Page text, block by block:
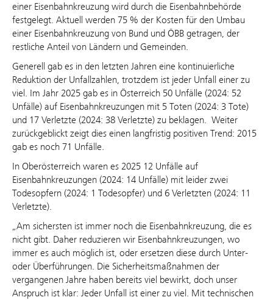
einer Eisenbahnkreuzung wird durch die Eisenbahnbehörde
festgelegt. Aktuell werden 75 % der Kosten für den Umbau
einer Eisenbahnkreuzung von Bund und ÖBB getragen, der
restliche Anteil von Ländern und Gemeinden.
Generell gab es in den letzten Jahren eine kontinuierliche
Reduktion der Unfallzahlen, trotzdem ist jeder Unfall einer zu
viel. Im Jahr 2025 gab es in Österreich 50 Unfälle (2024: 52
Unfälle) auf Eisenbahnkreuzungen mit 5 Toten (2024: 3 Tote)
und 17 Verletzte (2024: 38 Verletzte) zu beklagen. Weiter
zurückgeblickt zeigt dies einen langfristig positiven Trend: 2015
gab es noch 71 Unfälle.
In Oberösterreich waren es 2025 12 Unfälle auf
Eisenbahnkreuzungen (2024: 14 Unfälle) mit leider zwei
Todesopfern (2024: 1 Todesopfer) und 6 Verletzten (2024: 11
Verletzte).
„Am sichersten ist immer noch die Eisenbahnkreuzung, die es
nicht gibt. Daher reduzieren wir Eisenbahnkreuzungen, wo
immer es auch möglich ist, oder ersetzen diese durch Unter-
oder Überführungen. Die Sicherheitsmaßnahmen der
vergangenen Jahre haben bereits viel bewirkt, doch unser
Anspruch ist klar: Jeder Unfall ist einer zu viel. Mit technischen